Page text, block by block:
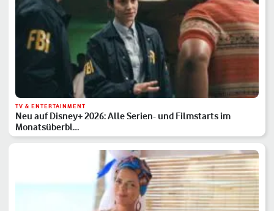
TV & ENTERTAINMENT
Neu auf Disney+ 2026: Alle Serien- und Filmstarts im
Monatsüberbl…